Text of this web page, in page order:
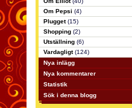
Om Pepsi (4)
Plugget(15)
Shopping (2)
Utställning (6)
Vardagligt(124)
Nya inlägg
Nya kommentarer
Statistik
Sök i denna blogg